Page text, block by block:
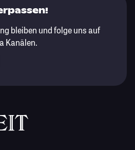
bleiben und folge uns auf
Kanälen.